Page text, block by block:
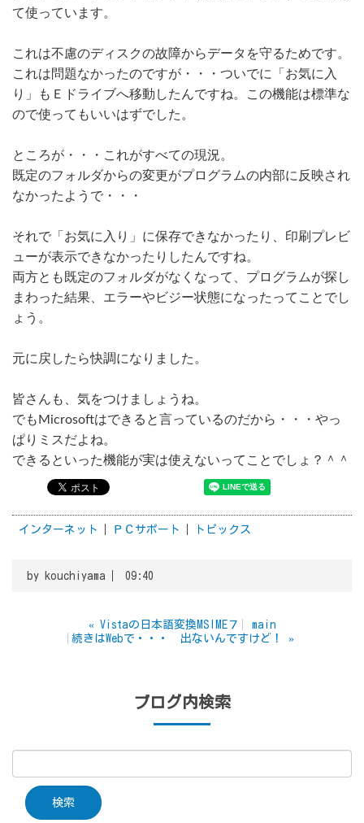
て使っています。
これは不慮のディスクの故障からデータを守るためです。
これは問題なかったのですが・・・ついでに「お気に入
り」もＥドライブへ移動したんですね。この機能は標準な
ので使ってもいいはずでした。
ところが・・・これがすべての現況。
既定のフォルダからの変更がプログラムの内部に反映され
なかったようで・・・
それで「お気に入り」に保存できなかったり、印刷プレビ
ューが表示できなかったりしたんですね。
両方とも既定のフォルダがなくなって、プログラムが探し
まわった結果、エラーやビジー状態になったってことでし
ょう。
元に戻したら快調になりました。
皆さんも、気をつけましょうね。
でもMicrosoftはできると言っているのだから・・・やっ
ぱりミスだよね。
できるといった機能が実は使えないってことでしょ？＾＾
インターネット ＰＣサポート トピックス
by kouchiyama 09:40
« Vistaの日本語変換MSIME７
main
続きはWebで・・・ 出ないんですけど！
»
ブログ内検索